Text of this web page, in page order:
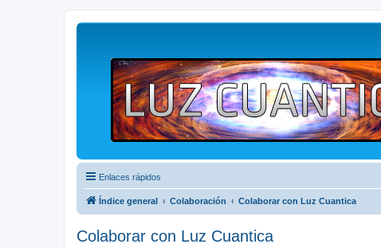
Enlaces rápidos
Índice general Colaboración Colaborar con Luz Cuantica
Colaborar con Luz Cuantica